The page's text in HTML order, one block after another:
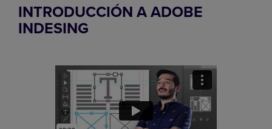
INTRODUCCIÓN A ADOBE
INDESING